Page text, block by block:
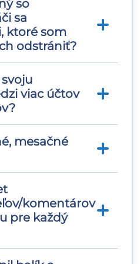
verejný, aby sme
so
sa
ktoré som
odstrániť?
nie je možné
viac účtov
Niektoré služby
Ak potrebujete viac
službe,
mesačné
propagáciou,
obnovovať
podľa
kým nebude
nášho tímu podpory.
komentárov
pre každý